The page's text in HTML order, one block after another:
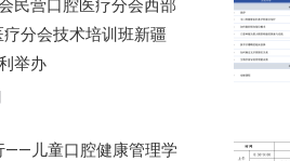
民营口腔医疗分会西部
分会技术培训班新疆
举办
——儿童口腔健康管理学